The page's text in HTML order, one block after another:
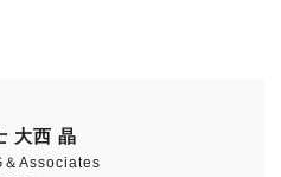
大西 晶
＆Associates